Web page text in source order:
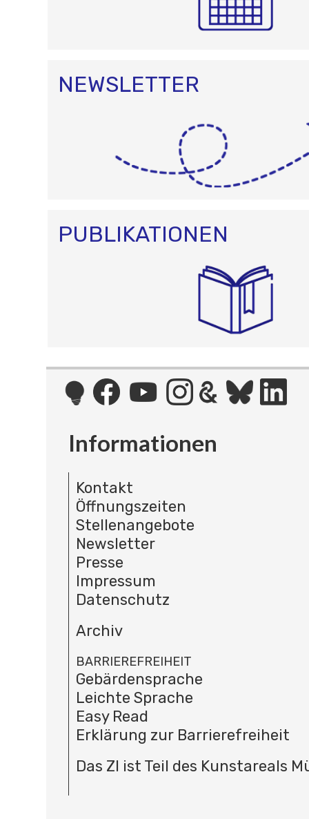
NEWSLETTER
PUBLIKATIONEN
Informationen
Kontakt
Öffnungszeiten
Stellenangebote
Newsletter
Presse
Impressum
Datenschutz
Archiv
BARRIEREFREIHEIT
Gebärdensprache
Leichte Sprache
Easy Read
Erklärung zur Barrierefreiheit
Das ZI ist Teil des Kunstareals